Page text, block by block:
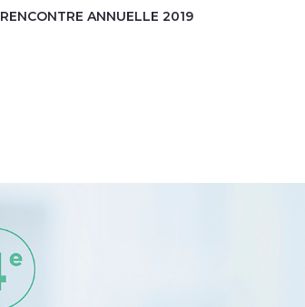
RENCONTRE ANNUELLE 2019